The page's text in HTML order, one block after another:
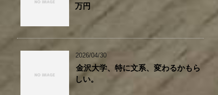
万円
2026/04/30
金沢大学、特に文系、変わるかもら
しい。